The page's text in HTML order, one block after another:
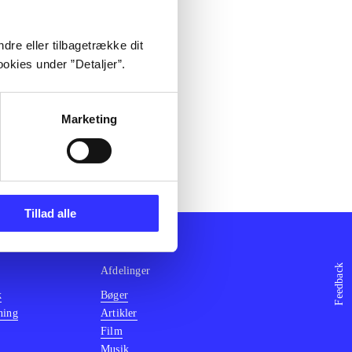
eller tilbagetrække dit
under ”Detaljer”.
Marketing
Tillad alle
Feedback
Afdelinger
Bøger
Artikler
Film
Musik